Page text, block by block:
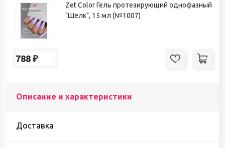
Zet Color Гель протезирующий однофазный
"Шелк", 15 мл (№1007)
788 ₽
Описание и характеристики
Доставка